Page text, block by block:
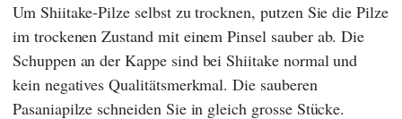
Um Shiitake-Pilze selbst zu trocknen, putzen Sie die Pilze
im trockenen Zustand mit einem Pinsel sauber ab. Die
Schuppen an der Kappe sind bei Shiitake normal und
kein negatives Qualitätsmerkmal. Die sauberen
Pasaniapilze schneiden Sie in gleich grosse Stücke.